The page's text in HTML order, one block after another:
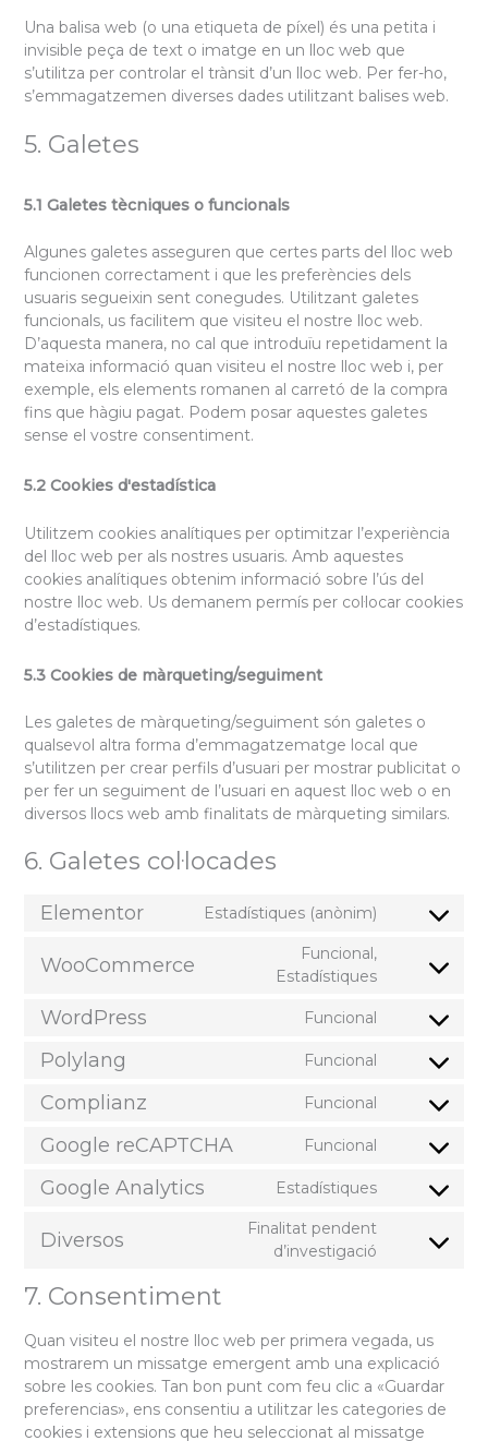
Una balisa web (o una etiqueta de píxel) és una petita i
invisible peça de text o imatge en un lloc web que
s’utilitza per controlar el trànsit d’un lloc web. Per fer-ho,
s’emmagatzemen diverses dades utilitzant balises web.
5. Galetes
5.1 Galetes tècniques o funcionals
Algunes galetes asseguren que certes parts del lloc web
funcionen correctament i que les preferències dels
usuaris segueixin sent conegudes. Utilitzant galetes
funcionals, us facilitem que visiteu el nostre lloc web.
D’aquesta manera, no cal que introduïu repetidament la
mateixa informació quan visiteu el nostre lloc web i, per
exemple, els elements romanen al carretó de la compra
fins que hàgiu pagat. Podem posar aquestes galetes
sense el vostre consentiment.
5.2 Cookies d'estadística
Utilitzem cookies analítiques per optimitzar l’experiència
del lloc web per als nostres usuaris. Amb aquestes
cookies analítiques obtenim informació sobre l’ús del
nostre lloc web. Us demanem permís per col·locar cookies
d’estadístiques.
5.3 Cookies de màrqueting/seguiment
Les galetes de màrqueting/seguiment són galetes o
qualsevol altra forma d’emmagatzematge local que
s’utilitzen per crear perfils d’usuari per mostrar publicitat o
per fer un seguiment de l’usuari en aquest lloc web o en
diversos llocs web amb finalitats de màrqueting similars.
6. Galetes col·locades
Elementor Estadístiques (anònim)
Consent
service
WooCommerce
Funcional,
Estadístiques
Consent
service
WordPress Funcional
Consent
service
wordpress
Polylang Funcional
Consent
service
polylang
Complianz Funcional
Consent
service
complianz
Google reCAPTCHA Funcional
Consent
service
recaptcha
Google Analytics Estadístiques
Consent
service
Diversos
Finalitat pendent
d’investigació
Consent
7. Consentiment
Quan visiteu el nostre lloc web per primera vegada, us
mostrarem un missatge emergent amb una explicació
sobre les cookies. Tan bon punt com feu clic a «Guardar
preferencias», ens consentiu a utilitzar les categories de
cookies i extensions que heu seleccionat al missatge